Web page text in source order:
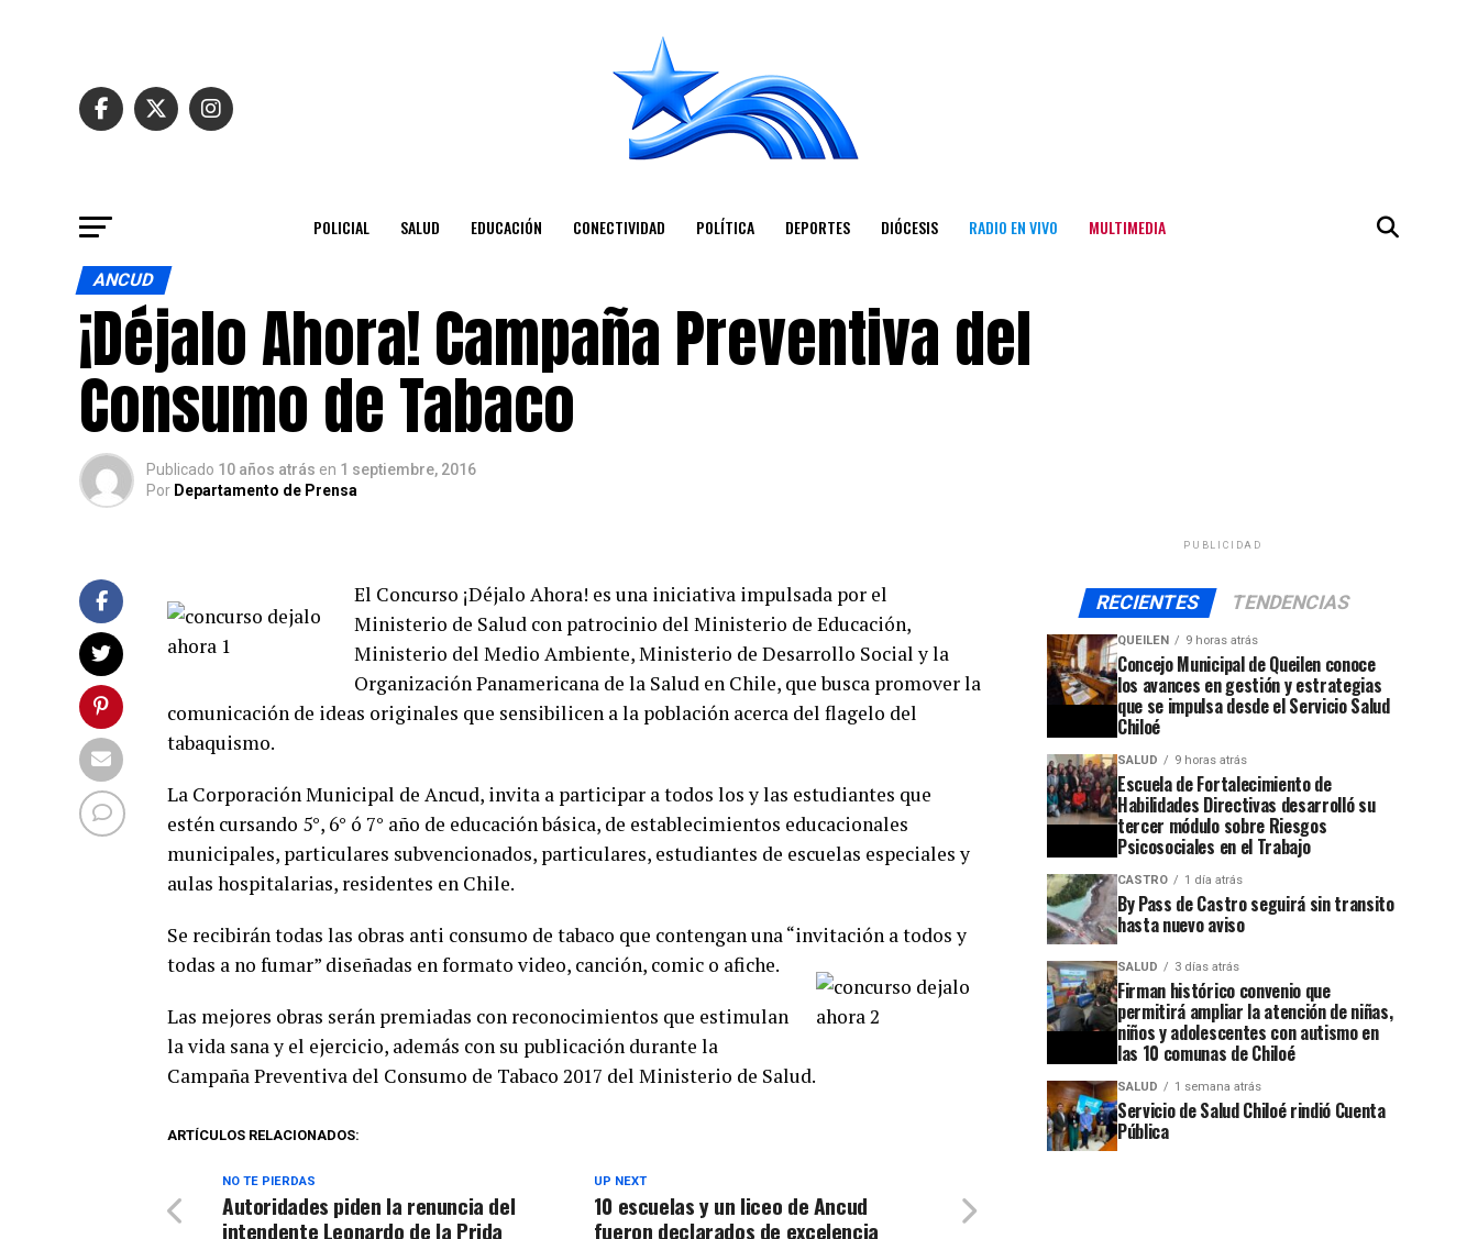
POLICIAL SALUD EDUCACIÓN CONECTIVIDAD POLÍTICA DEPORTES DIÓCESIS RADIO EN VIVO MULTIMEDIA
ANCUD
¡Déjalo Ahora! Campaña Preventiva del
Consumo de Tabaco
Publicado 10 años atrás en 1 septiembre, 2016
Por Departamento de Prensa
El Concurso ¡Déjalo Ahora! es una iniciativa impulsada por el
Ministerio de Salud con patrocinio del Ministerio de Educación,
Ministerio del Medio Ambiente, Ministerio de Desarrollo Social y la
Organización Panamericana de la Salud en Chile, que busca promover la
comunicación de ideas originales que sensibilicen a la población acerca del flagelo del
tabaquismo.
La Corporación Municipal de Ancud, invita a participar a todos los y las estudiantes que
estén cursando 5°, 6° ó 7° año de educación básica, de establecimientos educacionales
municipales, particulares subvencionados, particulares, estudiantes de escuelas especiales y
aulas hospitalarias, residentes en Chile.
Se recibirán todas las obras anti consumo de tabaco que contengan una “invitación a todos y
todas a no fumar” diseñadas en formato video, canción, comic o afiche.
Las mejores obras serán premiadas con reconocimientos que estimulan
la vida sana y el ejercicio, además con su publicación durante la
Campaña Preventiva del Consumo de Tabaco 2017 del Ministerio de Salud.
ARTÍCULOS RELACIONADOS:
UP NEXT
10 escuelas y un liceo de Ancud
fueron declarados de excelencia
NO TE PIERDAS
Autoridades piden la renuncia del
intendente Leonardo de la Prida
PUBLICIDAD
RECIENTES TENDENCIAS
QUEILEN 9 horas atrás
Concejo Municipal de Queilen conoce
los avances en gestión y estrategias
que se impulsa desde el Servicio Salud
Chiloé
SALUD 9 horas atrás
Escuela de Fortalecimiento de
Habilidades Directivas desarrolló su
tercer módulo sobre Riesgos
Psicosociales en el Trabajo
CASTRO 1 día atrás
By Pass de Castro seguirá sin transito
hasta nuevo aviso
SALUD 3 días atrás
Firman histórico convenio que
permitirá ampliar la atención de niñas,
niños y adolescentes con autismo en
las 10 comunas de Chiloé
SALUD 1 semana atrás
Servicio de Salud Chiloé rindió Cuenta
Pública